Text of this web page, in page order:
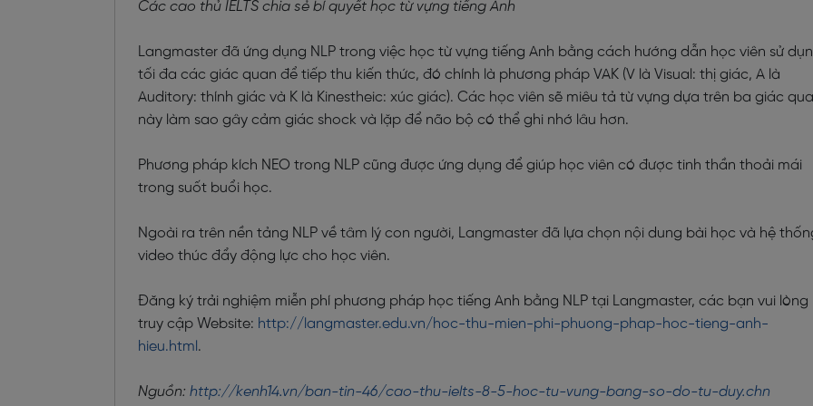
Các cao thủ IELTS chia sẻ bí quyết học từ vựng tiếng Anh
Langmaster đã ứng dụng NLP trong việc học từ vựng tiếng Anh bằng cách hướng dẫn học viên sử
tối đa các giác quan để tiếp thu kiến thức, đó chính là phương pháp VAK (V là Visual: thị giác, A là
Auditory: thính giác và K là Kinestheic: xúc giác). Các học viên sẽ miêu tả từ vựng dựa trên ba giác
này làm sao gây cảm giác shock và lặp để não bộ có thể ghi nhớ lâu hơn.
Phương pháp kích NEO trong NLP cũng được ứng dụng để giúp học viên có được tinh thần thoải mái
trong suốt buổi học.
Ngoài ra trên nền tảng NLP về tâm lý con người, Langmaster đã lựa chọn nội dung bài học và hệ
video thúc đẩy động lực cho học viên.
Đăng ký trải nghiệm miễn phí phương pháp học tiếng Anh bằng NLP tại Langmaster, các bạn vui lòng
truy cập Website: http://langmaster.edu.vn/hoc-thu-mien-phi-phuong-phap-hoc-tieng-anh-
hieu.html .
Nguồn: http://kenh14.vn/ban-tin-46/cao-thu-ielts-8-5-hoc-tu-vung-bang-so-do-tu-duy.chn